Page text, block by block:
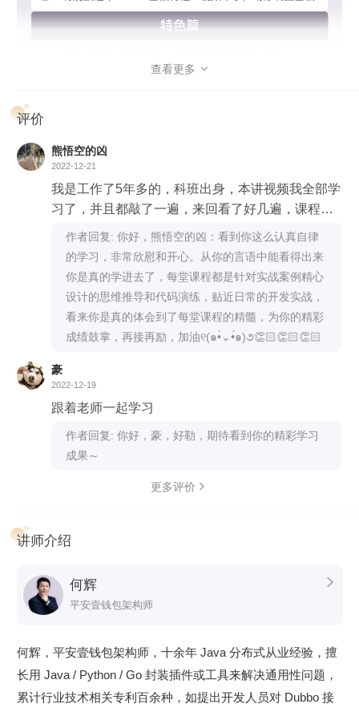
如果你是有 Dubbo 基础的开发者，掌握特色篇基本上可以
如果你对自己有更高要求，掌握了源码篇，你可以称得上
如果你能在拓展篇中活学活用前面的知识，就能成功晋级
Dubbo 宗师。
基础篇：用一张 Dubbo 的总体架构图串联日常的开发流程，
勾勒对 Dubbo 数十个基础知识点的整体印象，并用视频形式
梳理 Dubbo 日常开发必须掌握的基础特性，查漏补缺。
段，灵活应用框架中的高级特性来解决实际问题，深入理解高
级特性之余，提高利用高级特性开发通用产品功能的能力。
通过源码的学习，知其然，知其所以然，站在框架设
计者的角度，体会 Dubbo 框架每个机制设计的亮点所在，锻
炼对 Dubbo 掌握的纵向深度。
针对一些工作中的定向开发诉求，分析出需要的功能
决，在应用中进一步提升对 Dubbo 的理解。
查看更多 
评价
熊悟空的凶
2022-12-21
我是工作了5年多的，科班出身，本讲视频我全部学
习了，并且都敲了一遍，来回看了好几遍，课程觉
得非常实用，老师基本都是手把手教，值得一学，
只要自己虚心学习。
作者回复: 你好，熊悟空的凶：看到你这么认真自律
的学习，非常欣慰和开心。从你的言语中能看得出来
你是真的学进去了，每堂课程都是针对实战案例精心
设计的思维推导和代码演练，贴近日常的开发实战，
看来你是真的体会到了每堂课程的精髓，为你的精彩
成绩鼓掌，再接再励，加油୧(๑•̀⌄•́๑)૭👏🏻👏🏻👏🏻
豪
2022-12-19
跟着老师一起学习
作者回复: 你好，豪，好勒，期待看到你的精彩学习
成果～
更多评价 
讲师介绍
何辉
平安壹钱包架构师

何辉，平安壹钱包架构师，十余年 Java 分布式从业经验，擅
长用 Java / Python / Go 封装插件或工具来解决通用性问题，
累计行业技术相关专利百余种，如提出开发人员对 Dubbo 接